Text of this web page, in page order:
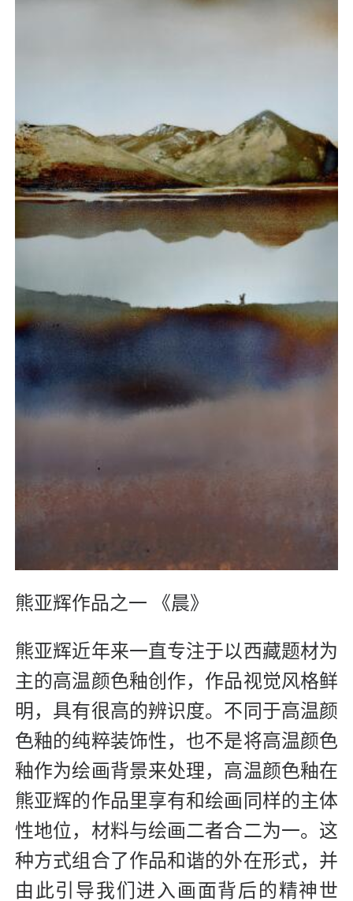
熊亚辉作品之一 《晨》
熊亚辉近年来一直专注于以西藏题材为
主的高温颜色釉创作，作品视觉风格鲜
明，具有很高的辨识度。不同于高温颜
色釉的纯粹装饰性，也不是将高温颜色
釉作为绘画背景来处理，高温颜色釉在
熊亚辉的作品里享有和绘画同样的主体
性地位，材料与绘画二者合二为一。这
种方式组合了作品和谐的外在形式，并
由此引导我们进入画面背后的精神世